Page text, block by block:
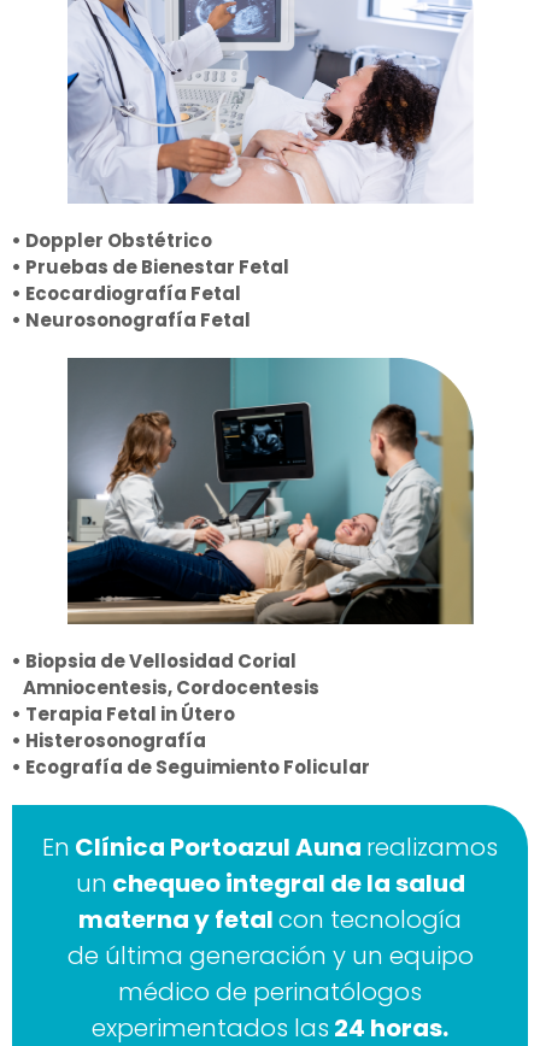
• Doppler Obstétrico
• Pruebas de Bienestar Fetal
• Ecocardiografía Fetal
• Neurosonografía Fetal
• Biopsia de Vellosidad Corial
Amniocentesis, Cordocentesis
• Terapia Fetal in Útero
• Histerosonografía
• Ecografía de Seguimiento Folicular
En Clínica Portoazul Auna realizamos
un chequeo integral de la salud
materna y fetalcon tecnología
de última generación y un equipo
médico de perinatólogos
experimentados las 24 horas.